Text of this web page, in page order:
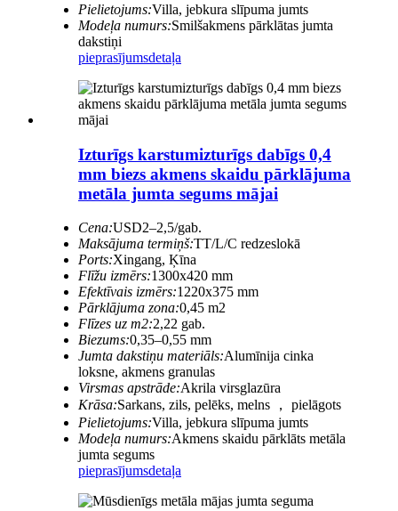
Pielietojums:Villa, jebkura slīpuma jumts
Modeļa numurs:Smilšakmens pārklātas jumta
dakstiņi
pieprasījumsdetaļa
Izturīgs karstumizturīgs dabīgs 0,4
mm biezs akmens skaidu pārklājuma
metāla jumta segums mājai
Cena:USD2–2,5/gab.
Maksājuma termiņš:TT/L/C redzeslokā
Ports:Xingang, Ķīna
Flīžu izmērs:1300x420 mm
Efektīvais izmērs:1220x375 mm
Pārklājuma zona:0,45 m2
Flīzes uz m2:2,22 gab.
Biezums:0,35–0,55 mm
Jumta dakstiņu materiāls:Alumīnija cinka
loksne, akmens granulas
Virsmas apstrāde:Akrila virsglazūra
Krāsa:Sarkans, zils, pelēks, melns ， pielāgots
Pielietojums:Villa, jebkura slīpuma jumts
Modeļa numurs:Akmens skaidu pārklāts metāla
jumta segums
pieprasījumsdetaļa